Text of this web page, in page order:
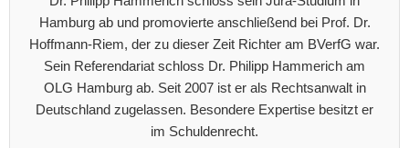
Hamburg ab und promovierte anschließend bei Prof. Dr.
Hoffmann-Riem, der zu dieser Zeit Richter am BVerfG war.
Sein Referendariat schloss Dr. Philipp Hammerich am
OLG Hamburg ab. Seit 2007 ist er als Rechtsanwalt in
Deutschland zugelassen. Besondere Expertise besitzt er
im Schuldenrecht.